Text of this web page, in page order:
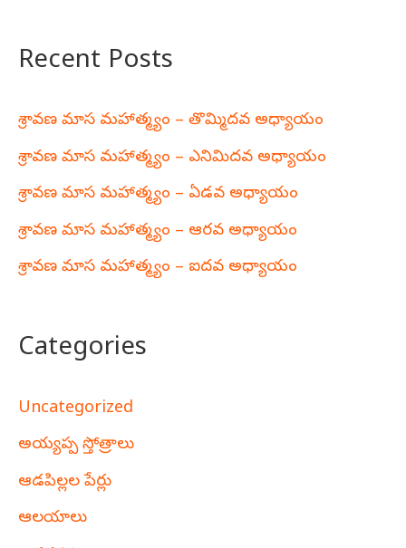
Recent Posts
శ్రావణ మాస మహాత్మ్యం – తొమ్మిదవ అధ్యాయం
శ్రావణ మాస మహాత్మ్యం – ఎనిమిదవ అధ్యాయం
శ్రావణ మాస మహాత్మ్యం – ఏడవ అధ్యాయం
శ్రావణ మాస మహాత్మ్యం – ఆరవ అధ్యాయం
శ్రావణ మాస మహాత్మ్యం – ఐదవ అధ్యాయం
Categories
Uncategorized
అయ్యప్ప స్తోత్రాలు
ఆడపిల్లల పేర్లు
ఆలయాలు